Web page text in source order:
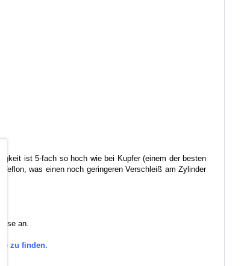
ist 5-fach so hoch wie bei Kupfer (einem der besten
was einen noch geringeren Verschleiß am Zylinder
an.
zu finden.